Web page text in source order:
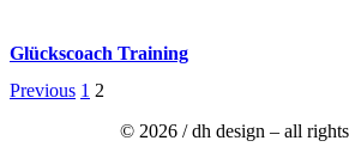
Glückscoach Training
Previous 1 2
© 2026 / dh design – all